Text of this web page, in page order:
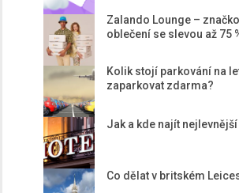
Zalando Lounge –
oblečení se slevou až 75
Kolik stojí parkování na
zaparkovat zdarma?
Jak a kde najít
Co dělat v britském